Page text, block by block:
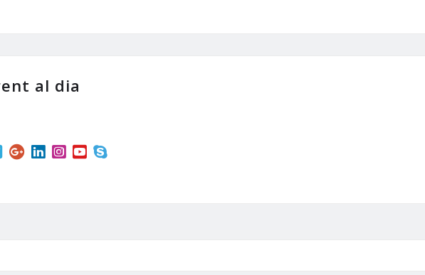
al dia